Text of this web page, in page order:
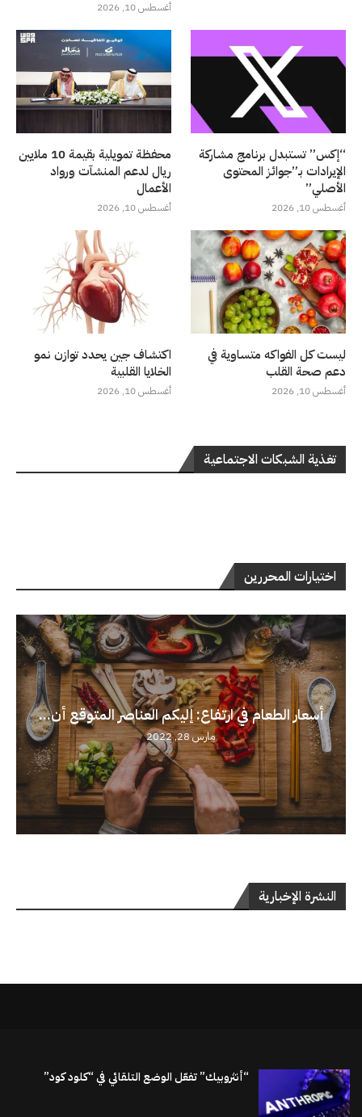
أغسطس 10, 2026
“إكس” تستبدل برنامج مشاركة
الإيرادات بـ”جوائز المحتوى
الأصلي”
أغسطس 10, 2026
محفظة تمويلية بقيمة 10 ملايين
ريال لدعم المنشآت ورواد
الأعمال
أغسطس 10, 2026
ليست كل الفواكه متساوية في
دعم صحة القلب
أغسطس 10, 2026
اكتشاف جين يحدد توازن نمو
الخلايا القلبية
أغسطس 10, 2026
تغذية الشبكات الاجتماعية
اختيارات المحررين
أسعار الطعام في ارتفاع: إليكم العناصر المتوقع أن...
مارس 28, 2022
النشرة الإخبارية
“أنثروبيك” تفعّل الوضع التلقائي في “كلود كود”